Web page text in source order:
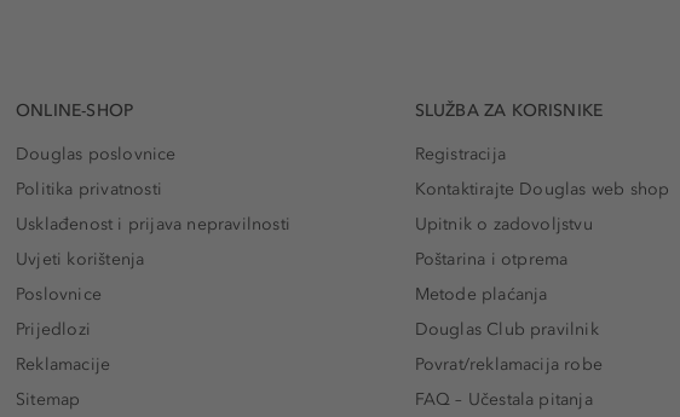
ONLINE-SHOP
Douglas poslovnice
Politika privatnosti
Usklađenost i prijava nepravilnosti
Uvjeti korištenja
Poslovnice
Prijedlozi
Reklamacije
Sitemap
SLUŽBA ZA KORISNIKE
Registracija
Kontaktirajte Douglas web shop
Upitnik o zadovoljstvu
Poštarina i otprema
Metode plaćanja
Douglas Club pravilnik
Povrat/reklamacija robe
FAQ – Učestala pitanja